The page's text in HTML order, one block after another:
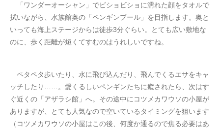
「ワンダーオーシャン」でビショビショに濡れた顔をタオルで
拭いながら、水族館奥の「ペンギンプール」を目指します。奥と
いっても海上ステージからは徒歩3分ぐらい。とても広い敷地な
のに、歩く距離が短くてすむのはうれしいですね。
ペタペタ歩いたり、水に飛び込んだり、飛んでくるエサをキャ
ッチしたり……。愛くるしいペンギンたちに癒されたら、次はす
ぐ近くの「アザラシ館」へ。その途中にコツメカワウソの小屋が
ありますが、とても人気なので空いているタイミングを狙います
（コツメカワウソの小屋はこの後、何度か通るので焦る必要はあ